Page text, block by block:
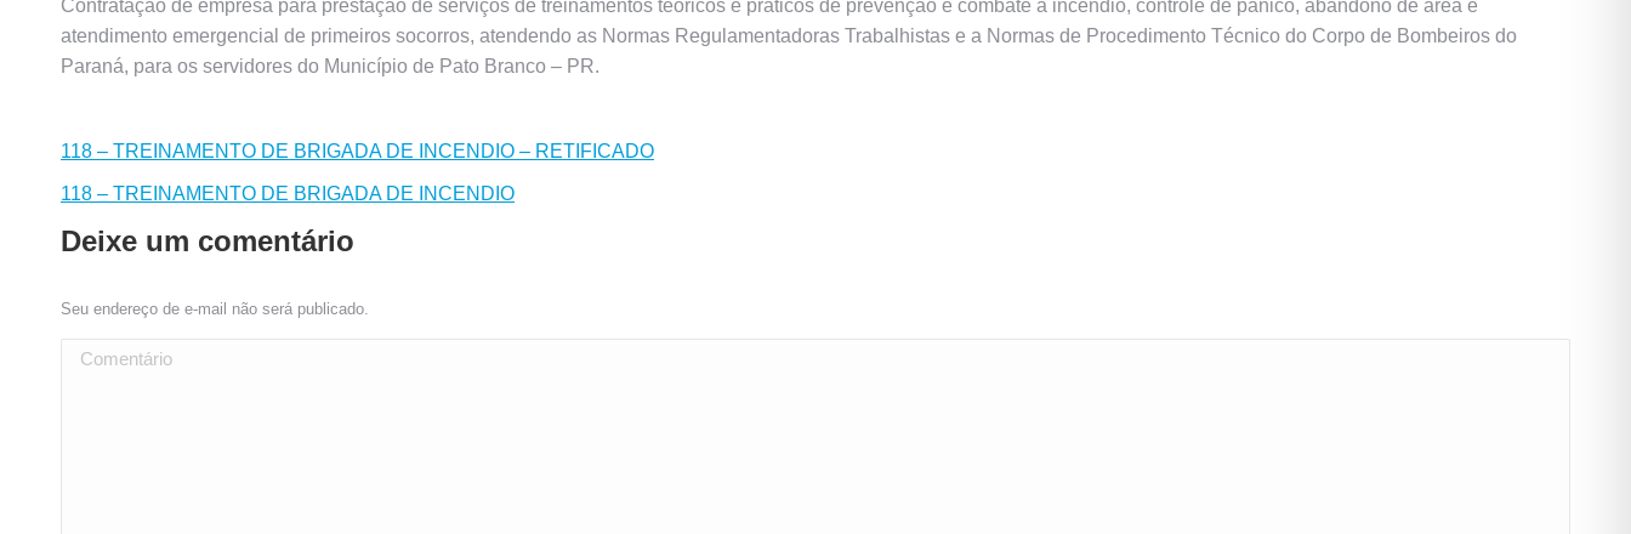
Contratação de empresa para prestação de serviços de treinamentos teóricos e práticos de prevenção e combate a incêndio, controle de pânico, abandono de área e
atendimento emergencial de primeiros socorros, atendendo as Normas Regulamentadoras Trabalhistas e a Normas de Procedimento Técnico do Corpo de Bombeiros do
Paraná, para os servidores do Município de Pato Branco – PR.
118 – TREINAMENTO DE BRIGADA DE INCENDIO – RETIFICADO
118 – TREINAMENTO DE BRIGADA DE INCENDIO
Deixe um comentário
Seu endereço de e-mail não será publicado.
Comentário